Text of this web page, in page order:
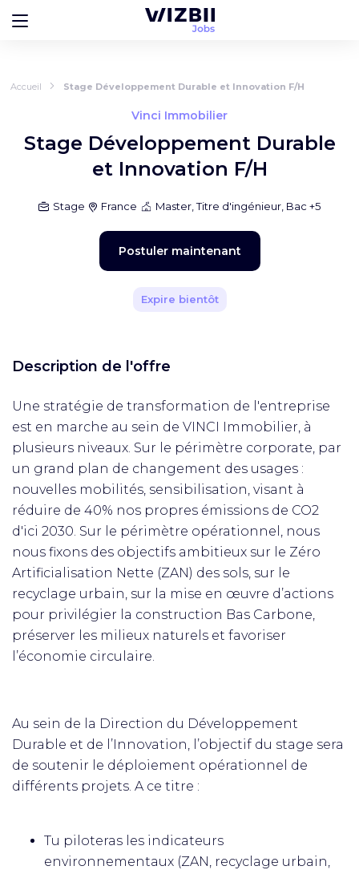
Accueil Stage Développement Durable et Innovation F/H
Vinci Immobilier
Stage Développement Durable
et Innovation F/H
Stage France Master, Titre d'ingénieur, Bac +5
Postuler maintenant
Expire bientôt
Description de l'offre
Une stratégie de transformation de l'entreprise
est en marche au sein de VINCI Immobilier, à
plusieurs niveaux. Sur le périmètre corporate, par
un grand plan de changement des usages :
nouvelles mobilités, sensibilisation, visant à
réduire de 40% nos propres émissions de CO2
d'ici 2030. Sur le périmètre opérationnel, nous
nous fixons des objectifs ambitieux sur le Zéro
Artificialisation Nette (ZAN) des sols, sur le
recyclage urbain, sur la mise en œuvre d’actions
pour privilégier la construction Bas Carbone,
préserver les milieux naturels et favoriser
l’économie circulaire.
Au sein de la Direction du Développement
Durable et de l’Innovation, l’objectif du stage sera
de soutenir le déploiement opérationnel de
différents projets. A ce titre :
Tu piloteras les indicateurs
environnementaux (ZAN, recyclage urbain,